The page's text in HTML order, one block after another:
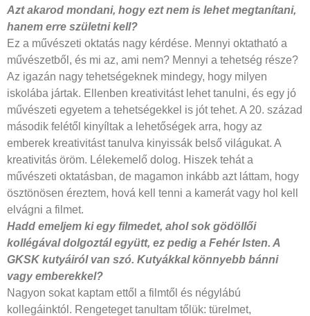
Azt akarod mondani, hogy ezt nem is lehet megtanítani,
hanem erre születnikell?
Ez a művészeti oktatás nagy kérdése. Mennyi oktatható a
művészetből, és mi az, ami nem? Mennyi a tehetség része?
Az igazán nagy tehetségeknek mindegy, hogy milyen
iskolába jártak. Ellenben kreativitást lehet tanulni, és egy jó
művészeti egyetem a tehetségekkel is jót tehet. A 20. század
második felétől kinyíltak a lehetőségek arra, hogy az
emberek kreativitást tanulva kinyissák belső világukat. A
kreativitás öröm. Lélekemelő dolog. Hiszek tehát a
művészeti oktatásban, de magamon inkább azt láttam, hogy
ösztönösen éreztem, hová kell tenni a kamerát vagy hol kell
elvágni a filmet.
Hadd emeljem ki egy filmedet, ahol sok gödöllői
kollégával dolgoztálegyütt, ez pedig a Fehér Isten. A
GKSK kutyáiról van szó. Kutyákkalkönnyebb bánni
vagy emberekkel?
Nagyon sokat kaptam ettől a filmtől és négylábú
kollegáinktól. Rengeteget tanultam tőlük: türelmet,